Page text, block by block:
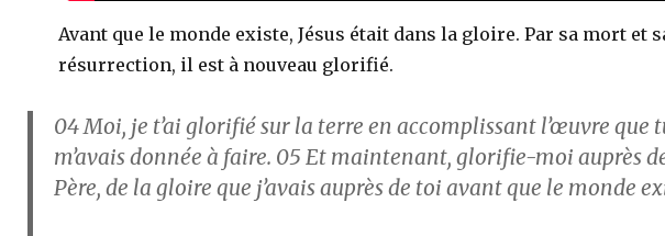
Avant que le monde existe, Jésus était dans la gloire. Par sa mort et
résurrection, il est à nouveau glorifié.
04Moi, je t’ai glorifié sur la terre en accomplissant l’œuvre que
m’avais donnée à faire. 05 Et maintenant, glorifie-moi auprès
Père, de la gloire que j’avais auprès de toi avant que le monde